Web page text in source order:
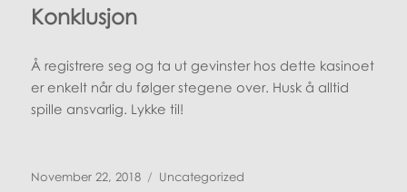
Konklusjon
Å registrere seg og ta ut gevinster hos dette kasinoet
er enkelt når du følger stegene over. Husk å alltid
spille ansvarlig. Lykke til!
Posted
November 22, 2018 Categories
Uncategorized